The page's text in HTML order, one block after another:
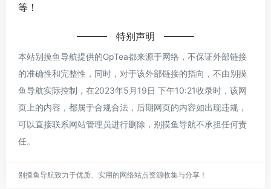
等！
特别声明
本站别摸鱼导航提供的GpTea都来源于网络，不保证外部链接
的准确性和完整性，同时，对于该外部链接的指向，不由别摸
鱼导航实际控制，在2023年5月19日 下午10:21收录时，该网
页上的内容，都属于合规合法，后期网页的内容如出现违规，
可以直接联系网站管理员进行删除，别摸鱼导航不承担任何责
任。
别摸鱼导航致力于优质、实用的网络站点资源收集与分享！